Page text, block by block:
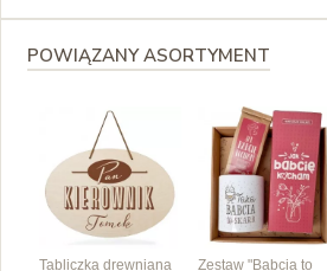
POWIĄZANY ASORTYMENT
Tabliczka drewniana
Zestaw "Babcia to